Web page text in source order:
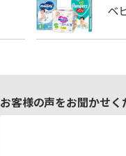
お客様の声をお聞かせく